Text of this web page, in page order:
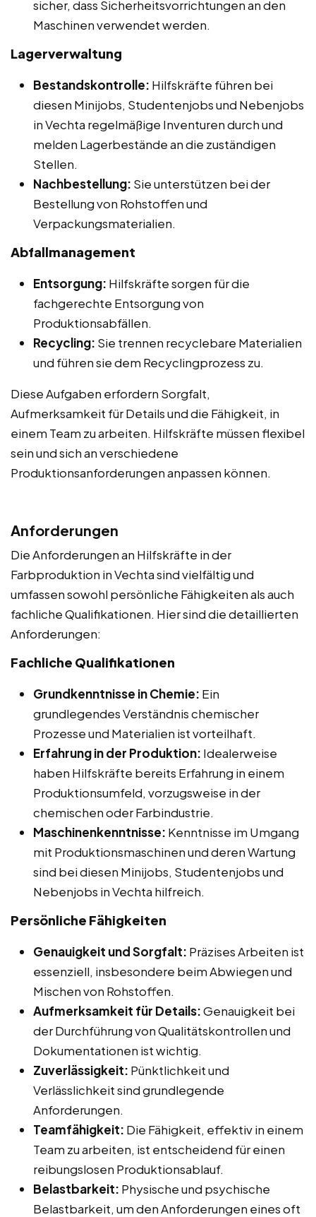
sicher, dass Sicherheitsvorrichtungen an den
Maschinen verwendet werden.
Lagerverwaltung
Bestandskontrolle: Hilfskräfte führen bei
diesen Minijobs, Studentenjobs und Nebenjobs
in Vechta regelmäßige Inventuren durch und
melden Lagerbestände an die zuständigen
Stellen.
Nachbestellung: Sie unterstützen bei der
Bestellung von Rohstoffen und
Verpackungsmaterialien.
Abfallmanagement
Entsorgung: Hilfskräfte sorgen für die
fachgerechte Entsorgung von
Produktionsabfällen.
Recycling: Sie trennen recyclebare Materialien
und führen sie dem Recyclingprozess zu.
Diese Aufgaben erfordern Sorgfalt,
Aufmerksamkeit für Details und die Fähigkeit, in
einem Team zu arbeiten. Hilfskräfte müssen flexibel
sein und sich an verschiedene
Produktionsanforderungen anpassen können.
Anforderungen
Die Anforderungen an Hilfskräfte in der
Farbproduktion in Vechta sind vielfältig und
umfassen sowohl persönliche Fähigkeiten als auch
fachliche Qualifikationen. Hier sind die detaillierten
Anforderungen:
Fachliche Qualifikationen
Grundkenntnisse in Chemie: Ein
grundlegendes Verständnis chemischer
Prozesse und Materialien ist vorteilhaft.
Erfahrung in der Produktion: Idealerweise
haben Hilfskräfte bereits Erfahrung in einem
Produktionsumfeld, vorzugsweise in der
chemischen oder Farbindustrie.
Maschinenkenntnisse: Kenntnisse im Umgang
mit Produktionsmaschinen und deren Wartung
sind bei diesen Minijobs, Studentenjobs und
Nebenjobs in Vechta hilfreich.
Persönliche Fähigkeiten
Genauigkeit und Sorgfalt: Präzises Arbeiten ist
essenziell, insbesondere beim Abwiegen und
Mischen von Rohstoffen.
Aufmerksamkeit für Details:Genauigkeit bei
der Durchführung von Qualitätskontrollen und
Dokumentationen ist wichtig.
Zuverlässigkeit: Pünktlichkeit und
Verlässlichkeit sind grundlegende
Anforderungen.
Teamfähigkeit: Die Fähigkeit, effektiv in einem
Team zu arbeiten, ist entscheidend für einen
reibungslosen Produktionsablauf.
Belastbarkeit: Physische und psychische
Belastbarkeit, um den Anforderungen eines oft